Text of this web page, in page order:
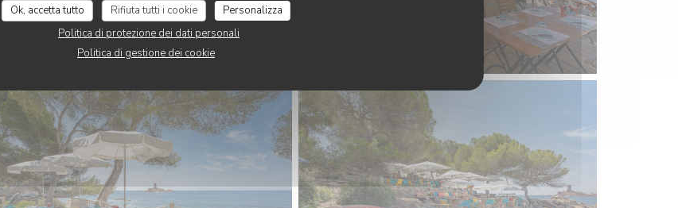
Ok, accetta tutto Rifiuta tutti i cookie
Personalizza
Politica di protezione dei dati personali
Politica di gestione dei cookie